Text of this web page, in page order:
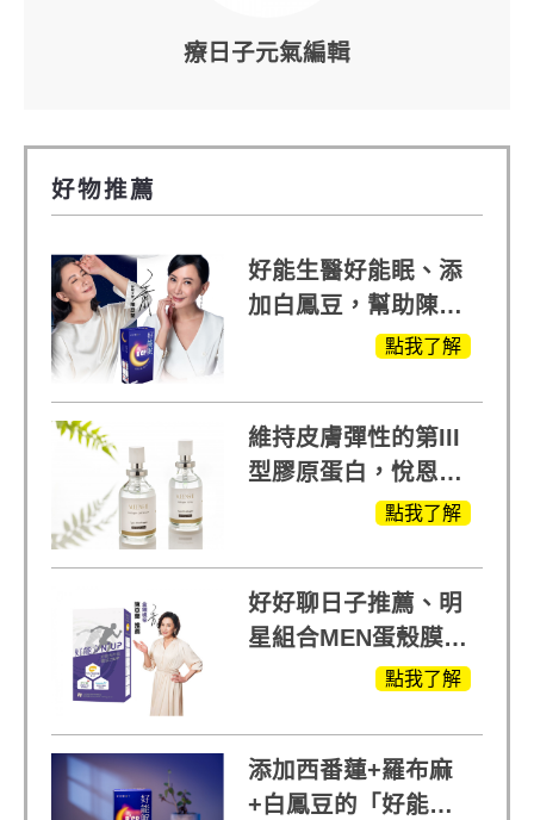
療日子元氣編輯
好物推薦
好能生醫好能眠、添
加白鳳豆，幫助陳亞
蘭入睡的力量點我了解
維持皮膚彈性的第III
型膠原蛋白，悅恩詩
給予寶寶般的肌膚感
點我了解
好好聊日子推薦、明
星組合MEN蛋殼膜
(蛋白聚醣)+UCII，超
點我了解
添加西番蓮+羅布麻
+白鳳豆的「好能